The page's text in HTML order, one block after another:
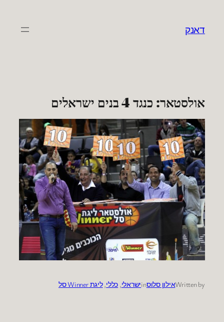
דאנק
אולסטאר: כנגד 4 בנים ישראלים
Written byאילון סלוסinישראלי, כללי, ליגת Winner סל